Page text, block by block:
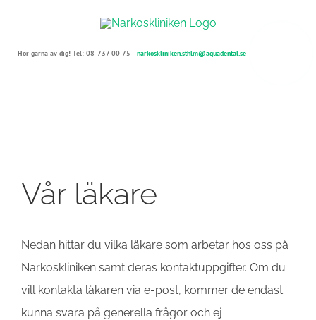
contentHör gärna av dig! Tel: 08-737 00 75 - narkoskliniken.sthlm@aquadental.se
Vår läkare
Nedan hittar du vilka läkare som arbetar hos oss på
Narkoskliniken samt deras kontaktuppgifter. Om du
vill kontakta läkaren via e-post, kommer de endast
kunna svara på generella frågor och ej